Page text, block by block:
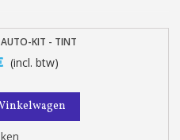
AUTO-KIT - TINT
(incl. btw)